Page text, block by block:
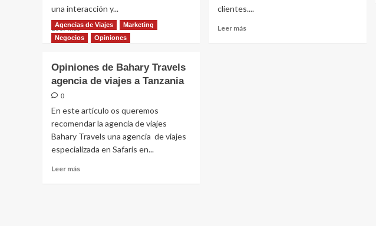
una interacción y...
Leer másLeer
más
5
mejores
que
debes
considerar
para
próximas
clientes....
Leer más
Agencias de Viajes
Marketing
Negocios
Opiniones
Opiniones de Bahary Travels
agencia de viajes a Tanzania
0
En este artículo os queremos
recomendar la agencia de viajes
Bahary Travels una agencia de viajes
especializada en Safaris en...
Leer más